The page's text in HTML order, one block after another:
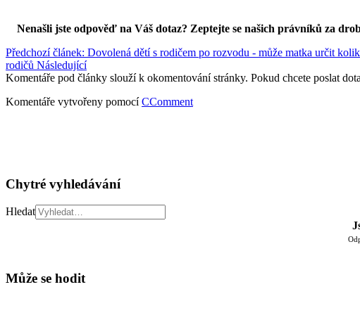
Nenašli jste odpověď na Váš dotaz? Zeptejte se našich právníků za
Předchozí článek: Dovolená dětí s rodičem po rozvodu - může matka určit
rodičů Následující
Komentáře pod články slouží k okomentování stránky. Pokud chcete poslat
Komentáře vytvořeny pomocíCComment
Chytré vyhledávání
Hledat
Může se hodit